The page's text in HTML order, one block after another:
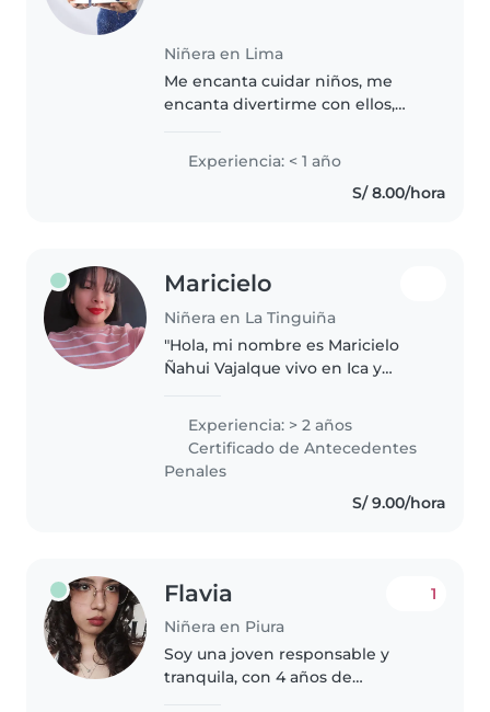
Niñera en Lima
Me encanta cuidar niños, me
encanta divertirme con ellos,
apoyarlos en su desarrollo
Experiencia: < 1 año
S/ 8.00/hora
Maricielo
Niñera en La Tinguiña
"Hola, mi nombre es Maricielo
Ñahui Vajalque vivo en Ica y
considero una persona muy
paciente, creativa y, sobre todo,
responsable..
Experiencia: > 2 años
Certificado de Antecedentes
Penales
S/ 9.00/hora
Flavia
Niñera en Piura
1
Soy una joven responsable y
tranquila, con 4 años de